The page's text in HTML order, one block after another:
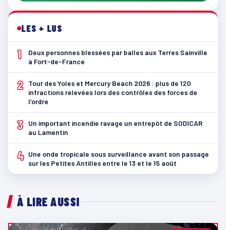
LES + LUS
1
Deux personnes blessées par balles aux Terres Sainville
à Fort-de-France
2
Tour des Yoles et Mercury Beach 2026 : plus de 120
infractions relevées lors des contrôles des forces de
l’ordre
3
Un important incendie ravage un entrepôt de SODICAR
au Lamentin
4 Une onde tropicale sous surveillance avant son passage
sur les Petites Antilles entre le 13 et le 15 août
À LIRE AUSSI